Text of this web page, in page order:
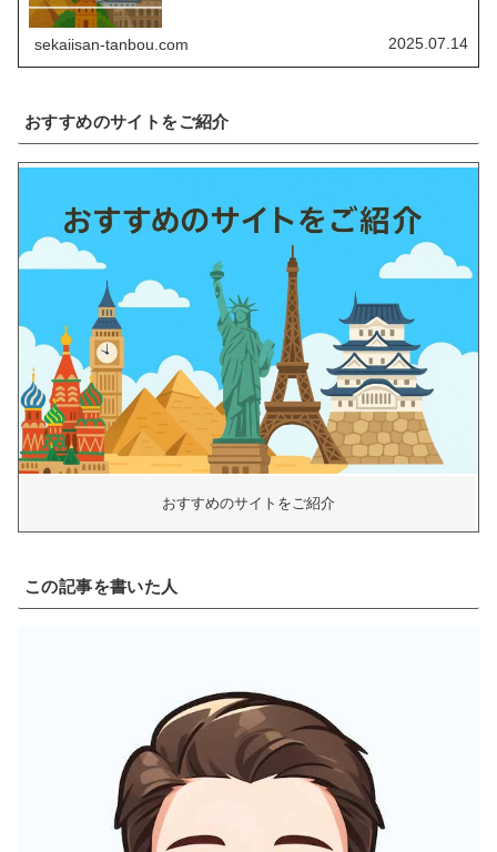
sekaiisan-tanbou.com 2025.07.14
おすすめのサイトをご紹介
おすすめのサイトをご紹介
この記事を書いた人